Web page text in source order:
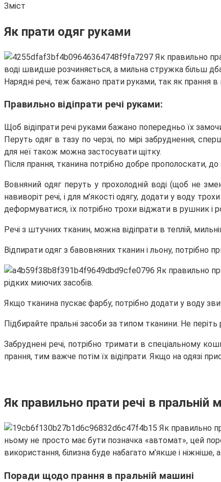
Зміст
Як прати одяг руками
воді швидше розчиняється, а мильна стружка більш
Нарядні речі, теж бажано прати руками, так як прання
Правильно відіпрати речі руками:
Щоб відіпрати речі руками бажано попередньо їх
Перуть одяг в тазу по черзі, по мірі забруднення,
для неї також можна застосувати щітку.
Після прання, тканина потрібно добре прополоскати,
Вовняний одяг перуть у прохолодній воді (щоб не
навиворіт речі, і для м’якості одягу, додати у воду
деформуватися, їх потрібно трохи віджати в рушник і
Речі з штучних тканин, можна відіпрати в теплій,
Відпирати одяг з бавовняних тканин і льону, потрібно
рідких миючих засобів.
Якщо тканина пускає фарбу, потрібно додати у воду
Підбирайте пральні засоби за типом тканини. Не
Забруднені речі, потрібно тримати в спеціальному
прання, тим важче потім їх відіпрати. Якщо на одязі
Як правильно прати речі в пральній
ньому не просто має бути позначка «автомат», цей
використання, білизна буде набагато м’якше і
Поради щодо прання в пральній машині